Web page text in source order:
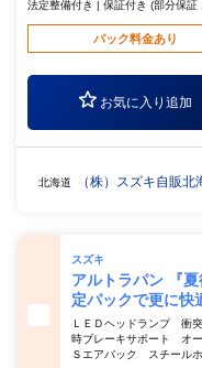
法定整備付き | 保証付き (部分保証
パック料金あり
お気に入り追加
北海道 （株）スズキ自販
スズキ
アルトラパン 『
定パックで更に快
ＬＥＤヘッドランプ 衝
時ブレーキサポート オ
Ｓエアバック スチール